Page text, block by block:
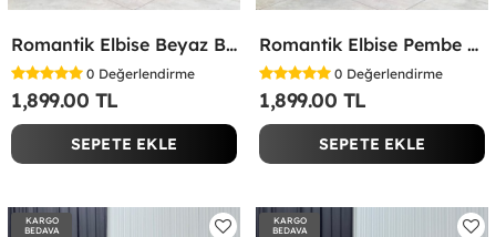
Romantik Elbise Beyaz Beyaz
0 Değerlendirme
1,899.00 TL
SEPETE EKLE
Romantik Elbise Pembe Pembe
0 Değerlendirme
1,899.00 TL
SEPETE EKLE
KARGO
BEDAVA
KARGO
BEDAVA